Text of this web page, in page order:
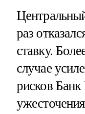
раз
ставку.
случае
рисков